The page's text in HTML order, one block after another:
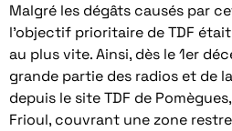
Malgré les dégâts causés par
l’objectif prioritaire de TDF
au plus vite. Ainsi, dès le 1er
grande partie des radios et de
depuis le site TDF de
Frioul, couvrant une zone